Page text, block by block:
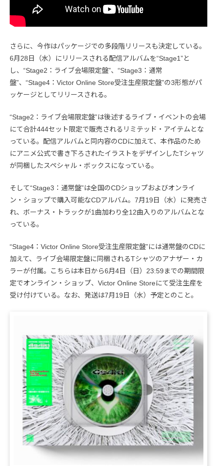
さらに、今作はパッケージでの多段階リリースも決定している。
6月28日（水）にリリースされる配信アルバムを“Stage1”と
し、“Stage2：ライブ会場限定盤”、“Stage3：通常
盤”、“Stage4：Victor Online Store受注生産限定盤”の3形態がパ
ッケージとしてリリースされる。
“Stage2：ライブ会場限定盤”は後述するライブ・イベントの会場
にて合計444セット限定で販売されるリミテッド・アイテムとな
っている。配信アルバムと同内容のCDに加えて、本作品のため
にアニメ公式で書き下ろされたイラストをデザインしたTシャツ
が同梱したスペシャル・ボックスになっている。
そして“Stage3：通常盤”は全国のCDショップおよびオンライ
ン・ショップで購入可能なCDアルバム。7月19日（水）に発売さ
れ、ボーナス・トラックが1曲加わり全12曲入りのアルバムとな
っている。
“Stage4：Victor Online Store受注生産限定盤”には通常盤のCDに
加えて、ライブ会場限定盤に同梱されるTシャツのアナザー・カ
ラーが付属。こちらは本日から6月4日（日）23:59までの期間限
定でオンライン・ショップ、Victor Online Storeにて受注生産を
受け付けている。なお、発送は7月19日（水）予定とのこと。